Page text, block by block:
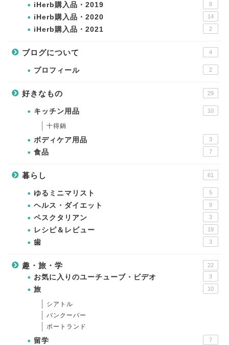
iHerb購入品・2019 8
iHerb購入品・2020 14
iHerb購入品・2021 2
ブログについて 4
プロフィール 2
好きなもの 29
キッチン用品 10
十得鍋
ボディケア用品 3
食品 7
暮らし 61
ゆるミニマリスト 5
ヘルス・ダイエット 9
ペスクタリアン 3
レシピ＆レビュー 19
歯 3
趣・旅・学 22
お気に入りのユーチューブ・ビデオ 3
旅 10
シアトル
バンクーバー
ポートランド
留学 7